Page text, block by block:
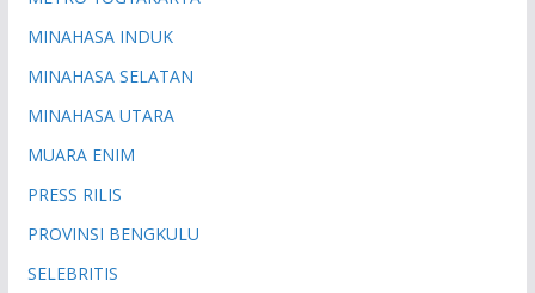
MINAHASA INDUK
MINAHASA SELATAN
MINAHASA UTARA
MUARA ENIM
PRESS RILIS
PROVINSI BENGKULU
SELEBRITIS